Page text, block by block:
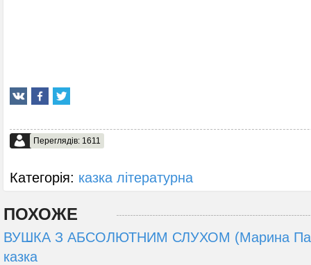
Переглядів: 1611
Категорія: казка літературна
ПОХОЖЕ
ВУШКА З АБСОЛЮТНИМ СЛУХОМ (Марина
казка